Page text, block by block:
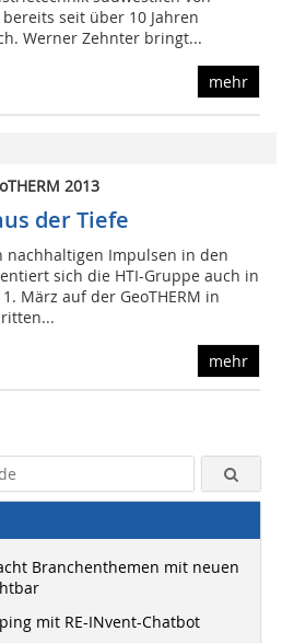
seit über 10 Jahren
Werner Zehnter bringt...
mehr
2013
der Tiefe
nachhaltigen Impulsen in den
sich die HTI-Gruppe auch in
März auf der GeoTHERM in
mehr
Branchenthemen mit neuen
mit RE-INvent-Chatbot